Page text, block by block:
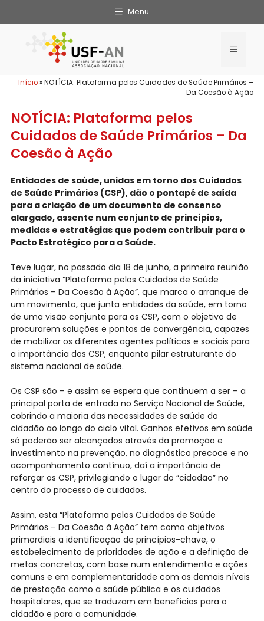
Menu
Início»NOTÍCIA: Plataforma pelos Cuidados de Saúde Primários –
Da Coesão à Ação
NOTÍCIA: Plataforma pelos
Cuidados de Saúde Primários – Da
Coesão à Ação
Entidades de saúde, unidas em torno dos Cuidados
de Saúde Primários (CSP), dão o pontapé de saída
para a criação de um documento de consenso
alargado, assente num conjunto de princípios,
medidas e estratégias que podem contribuir para o
Pacto Estratégico para a Saúde.
Teve lugar, no passado dia 18 de junho, a primeira reunião
da iniciativa “Plataforma pelos Cuidados de Saúde
Primários – Da Coesão à Ação”, que marca o arranque de
um movimento, que junta entidades da saúde, em torno
de uma visão conjunta para os CSP, com o objetivo de
procurarem soluções e pontos de convergência, capazes
de mobilizar os diferentes agentes políticos e sociais para
a importância dos CSP, enquanto pilar estruturante do
sistema nacional de saúde.
Os CSP são – e assim se espera que continuem a ser – a
principal porta de entrada no Serviço Nacional de Saúde,
cobrindo a maioria das necessidades de saúde do
cidadão ao longo do ciclo vital. Ganhos efetivos em saúde
só poderão ser alcançados através da promoção e
investimento na prevenção, no diagnóstico precoce e no
acompanhamento contínuo, daí a importância de
reforçar os CSP, privilegiando o lugar do “cidadão” no
centro do processo de cuidados.
Assim, esta “Plataforma pelos Cuidados de Saúde
Primários – Da Coesão à Ação” tem como objetivos
primordiais a identificação de princípios-chave, o
estabelecimento de prioridades de ação e a definição de
metas concretas, com base num entendimento e ações
comuns e em complementaridade com os demais níveis
de prestação como a saúde pública e os cuidados
hospitalares, que se traduzam em benefícios para o
cidadão e para a comunidade.